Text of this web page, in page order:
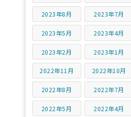
2023年8月 2023年7月
2023年5月 2023年4月
2023年2月 2023年1月
2022年11月 2022年10月
2022年8月 2022年7月
2022年5月 2022年4月